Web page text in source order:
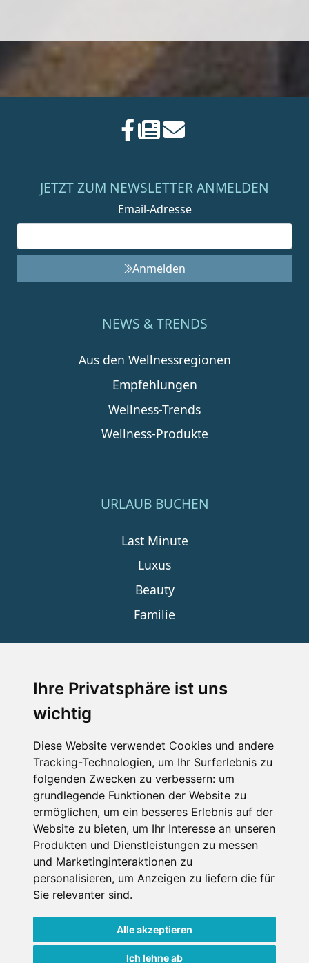
Ihre Privatsphäre ist uns
wichtig
Diese Website verwendet Cookies und andere
Tracking-Technologien, um Ihr Surferlebnis zu
folgenden Zwecken zu verbessern: um
grundlegende Funktionen der Website zu
ermöglichen, um ein besseres Erlebnis auf der
Website zu bieten, um Ihr Interesse an unseren
Produkten und Dienstleistungen zu messen
und Marketinginteraktionen zu
personalisieren, um Anzeigen zu liefern die für
Sie relevanter sind.
Alle akzeptieren
Ich lehne ab
JETZT ZUM NEWSLETTER ANMELDEN
Email-Adresse
Anmelden
NEWS & TRENDS
Aus den Wellnessregionen
Empfehlungen
Wellness-Trends
Wellness-Produkte
URLAUB BUCHEN
Last Minute
Luxus
Beauty
Familie
SERVICE
Datenschutz
Nutzungsbedingungen
Kontakt
WEITERE PORTALE
Schneemenschen.de
Schneehoehen.de
Alpen-Guide.de